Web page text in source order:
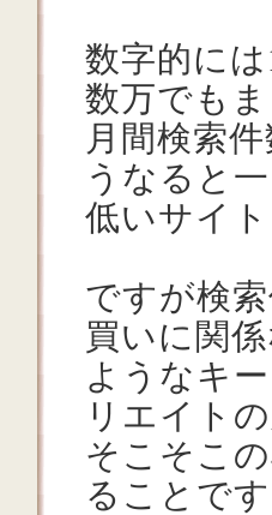
数字的に
数万でも
月間検索
うなると
低いサイ
ですが検
買いに関
ようなキ
リエイト
そこそこ
ることで